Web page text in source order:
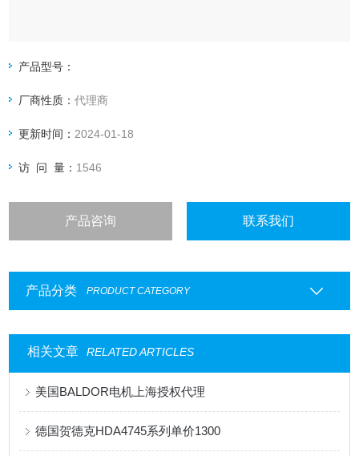
产品型号：
厂商性质：代理商
更新时间： 2024-01-18
访 问 量： 1546
产品咨询 联系我们
产品分类 PRODUCT CATEGORY
相关文章 RELATED ARTICLES
美国BALDOR电机上海授权代理
德国贺德克HDA4745系列单价1300